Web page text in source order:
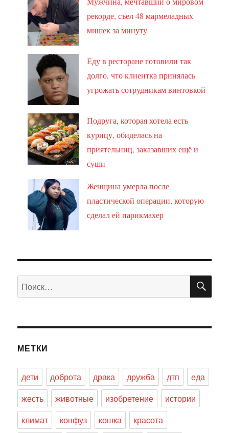
рекорде, съел 48 мармеладных
мишек за минуту
Еду в ресторане готовили так
долго, что клиентка принялась
угрожать сотрудникам винтовкой
Подруга, которая хотела есть
курицу, обиделась на
приятельниц, заказавших ещё и
суши
Женщина умерла после
пластической операции, которую
сделал ей парикмахер
Искать:
МЕТКИ
дети доброта драка дружба дтп
еда
жесть
животные изобретение
истории
климат
конфуз кошка красота